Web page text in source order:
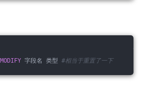
MODIFY 字段名 类型 #相当于重置了一下